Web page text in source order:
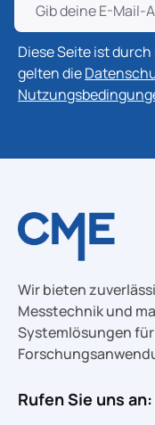
Diese Seite ist
gelten die
Wir bieten
Messtechnik und
Systemlösungen
Rufen Sie uns an: